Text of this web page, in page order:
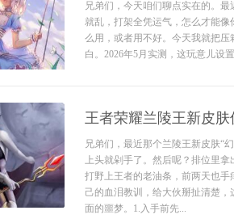
兄弟们，今天咱们聊点实在的。
就乱，打架全凭运气，怎么才能像
么用，或者用不好。今天我就把
白。2026年5月实测，这玩意儿设
王者荣耀兰陵王新皮
兄弟们，最近那个兰陵王新皮肤“
上头就剁手了。然后呢？排位里
打野上王者的老油条，前两天也
己的血泪教训，给大伙掰扯清楚
面的噩梦。1.入手前先...